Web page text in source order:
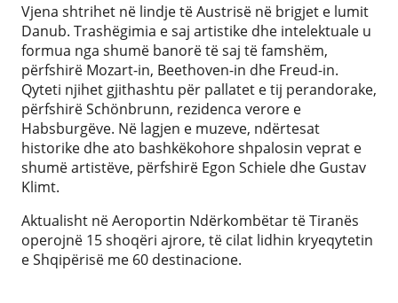
Vjena shtrihet në lindje të Austrisë në brigjet e lumit
Danub. Trashëgimia e saj artistike dhe intelektuale u
formua nga shumë banorë të saj të famshëm,
përfshirë Mozart-in, Beethoven-in dhe Freud-in.
Qyteti njihet gjithashtu për pallatet e tij perandorake,
përfshirë Schönbrunn, rezidenca verore e
Habsburgëve. Në lagjen e muzeve, ndërtesat
historike dhe ato bashkëkohore shpalosin veprat e
shumë artistëve, përfshirë Egon Schiele dhe Gustav
Klimt.
Aktualisht në Aeroportin Ndërkombëtar të Tiranës
operojnë 15 shoqëri ajrore, të cilat lidhin kryeqytetin
e Shqipërisë me 60 destinacione.